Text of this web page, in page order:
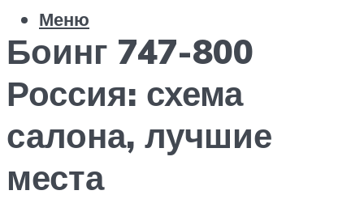
Меню
Боинг 747-800
Россия: схема
салона, лучшие
места